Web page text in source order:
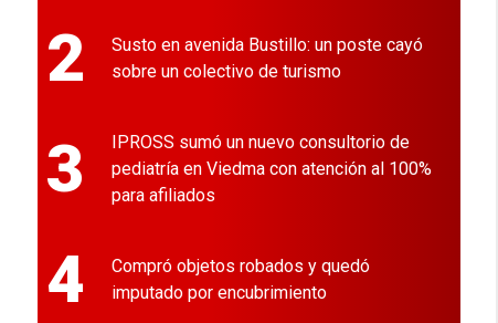
2
Susto en avenida Bustillo: un poste cayó
sobre un colectivo de turismo
3
IPROSS sumó un nuevo consultorio de
pediatría en Viedma con atención al 100%
para afiliados
4
Compró objetos robados y quedó
imputado por encubrimiento